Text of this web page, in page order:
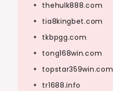
thehulk888.com
tia8kingbet.com
tkbpgg.com
tong168win.com
topstar359win.com
tr1688.info